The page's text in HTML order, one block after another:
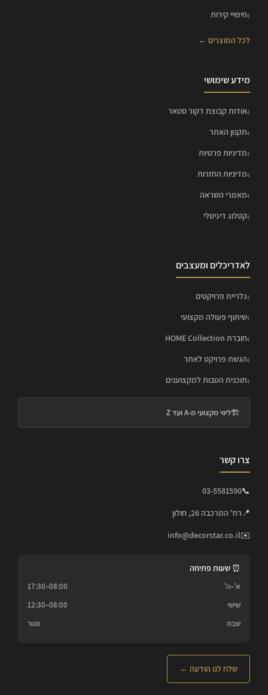
חיפויי קירות
לכל המוצרים ←
מידע שימושי
אודות קבוצת דקור סטאר
תקנון האתר
מדיניות פרטיות
מדיניות החזרות
מאמרי השראה
קטלוג דיגיטלי
לאדריכלים ומעצבים
גלריית פרויקטים
שיתוף פעולה מקצועי
חוברת HOME Collection
הגשת פרויקט לאתר
תוכנית הטבות למקצוענים
🏗️ליווי מקצועי מ-A ועד Z
צרו קשר
📞
03-5581590
📍רח' המרכבה 26, חולון
✉️
info@decorstar.co.il
⏰ שעות פתיחה
א'–ה'
08:00–17:30
שישי
08:00–12:30
שבת
סגור
שלח לנו הודעה ←